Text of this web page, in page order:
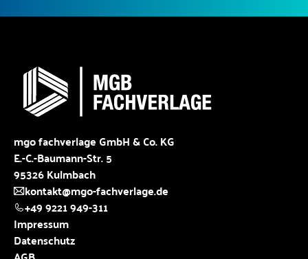
mgo fachverlage GmbH & Co. KG
E.-C.-Baumann-Str. 5
95326 Kulmbach
kontakt@mgo-fachverlage.de
+49 9221 949-311
Impressum
Datenschutz